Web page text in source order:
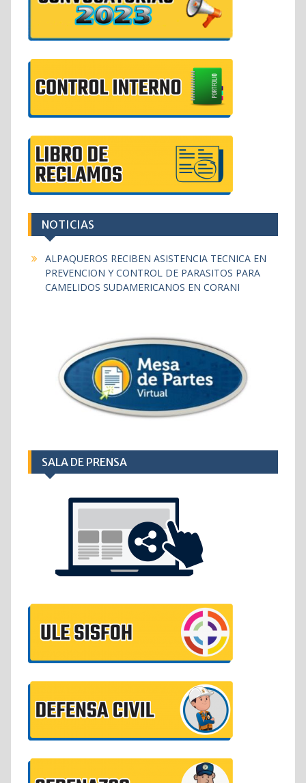
NOTICIAS
ALPAQUEROS RECIBEN ASISTENCIA TECNICA EN
PREVENCION Y CONTROL DE PARASITOS PARA
CAMELIDOS SUDAMERICANOS EN CORANI
SALA DE PRENSA